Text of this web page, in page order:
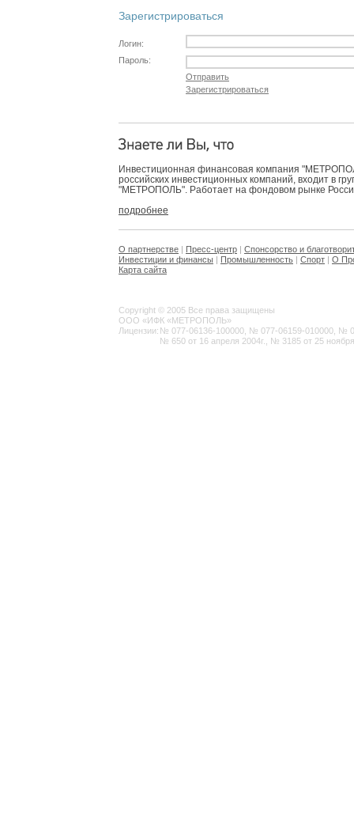
Зарегистрироваться
Логин:
Пароль:
Отправить
Зарегистрироваться
Инвестиционная финансовая компания
российских инвестиционных компаний, входит в
"МЕТРОПОЛЬ". Работает на фондовом рынке
подробнее
О партнерстве | Пресс-центр | Спонсорство и
Инвестиции и финансы | Промышленность | Спорт | О
Карта сайта
Copyright © 2005 Все права защищены
ООО «ИФК «МЕТРОПОЛЬ»
Лицензии: № 077-06136-100000, № 077-06159-010000, №
№ 650 от 16 апреля 2004г., № 3185 от 25